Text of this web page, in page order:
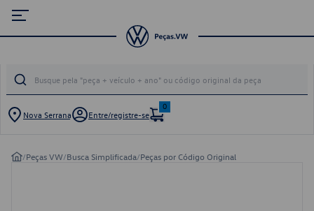
Nova Serrana Entre/registre-se
0
/Peças VW/Busca Simplificada/Peças por Código Original